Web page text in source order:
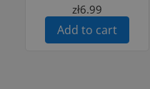
zł6.99
Add to cart